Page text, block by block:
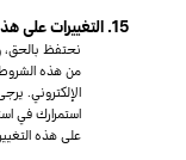
15. التغييرات على هذه الشروط
نحتفظ بالحق،
من هذه
الإلكتروني.
استمرارك في
على هذه